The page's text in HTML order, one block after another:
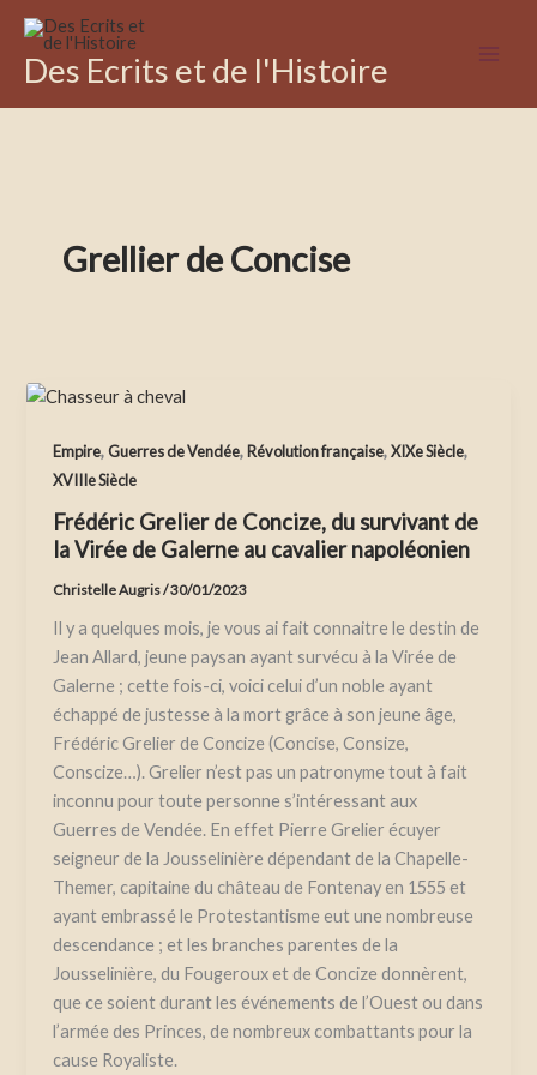
contenu
Des Ecrits et de l'Histoire
Grellier de Concise
Empire,Guerres de Vendée,Révolution française,XIXe Siècle,
XVIIIe Siècle
Frédéric Grelier de Concize, du survivant de
la Virée de Galerne au cavalier napoléonien
Christelle Augris/30/01/2023
Il y a quelques mois, je vous ai fait connaitre le destin de
Jean Allard, jeune paysan ayant survécu à la Virée de
Galerne ; cette fois-ci, voici celui d’un noble ayant
échappé de justesse à la mort grâce à son jeune âge,
Frédéric Grelier de Concize (Concise, Consize,
Conscize…). Grelier n’est pas un patronyme tout à fait
inconnu pour toute personne s’intéressant aux
Guerres de Vendée. En effet Pierre Grelier écuyer
seigneur de la Jousselinière dépendant de la Chapelle-
Themer, capitaine du château de Fontenay en 1555 et
ayant embrassé le Protestantisme eut une nombreuse
descendance ; et les branches parentes de la
Jousselinière, du Fougeroux et de Concize donnèrent,
que ce soient durant les événements de l’Ouest ou dans
l’armée des Princes, de nombreux combattants pour la
cause Royaliste.